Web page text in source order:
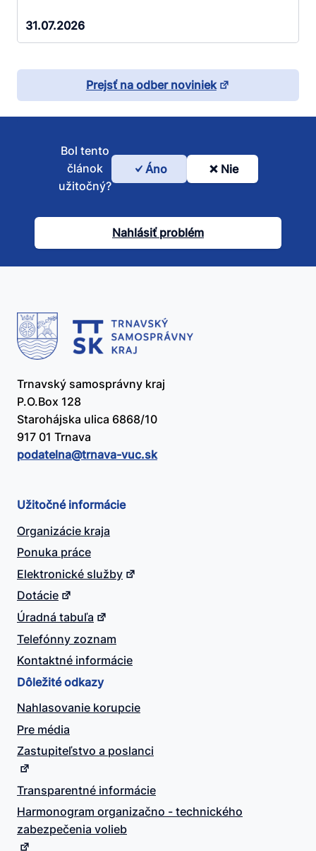
31.07.2026
Prejsť na odber noviniek
Bol
článok
užitočný?
Bol tento
článok
užitočný?
Áno Nie
Nahlásiť problém
Trnavský samosprávny kraj
P.O.Box 128
Starohájska ulica 6868/10
917 01 Trnava
podatelna@​trnava-vuc.sk
Užitočné informácie
Organizácie kraja
Ponuka práce
Elektronické služby
Dotácie
Úradná tabuľa
Telefónny zoznam
Kontaktné informácie
Dôležité odkazy
Nahlasovanie korupcie
Pre média
Zastupiteľstvo a poslanci
Transparentné informácie
Harmonogram organizačno - technického
zabezpečenia volieb